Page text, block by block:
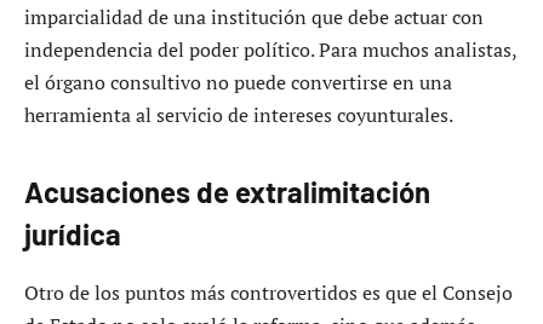
imparcialidad de una institución que debe actuar con
independencia del poder político. Para muchos analistas,
el órgano consultivo no puede convertirse en una
herramienta al servicio de intereses coyunturales.
Acusaciones de extralimitación
jurídica
Otro de los puntos más controvertidos es que el Consejo